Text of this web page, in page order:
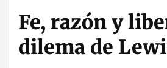
Fe, razón y
dilema de